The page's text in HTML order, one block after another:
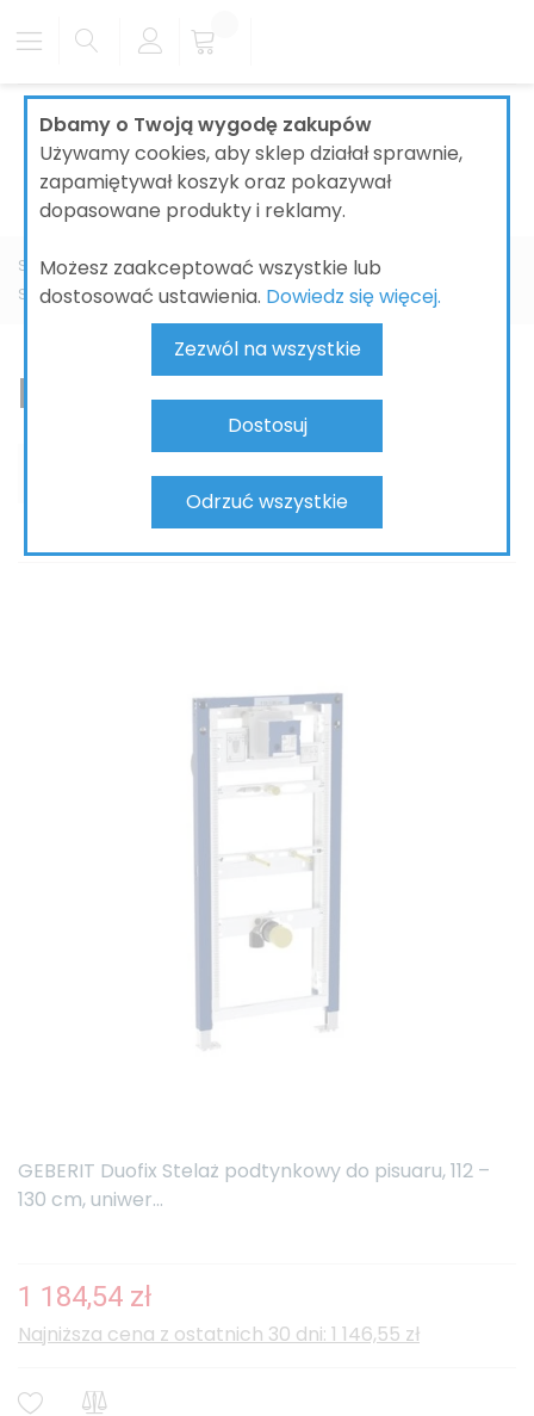
Dbamy o Twoją wygodę zakupów
Używamy cookies, aby sklep działał sprawnie,
zapamiętywał koszyk oraz pokazywał
dopasowane produkty i reklamy.
Możesz zaakceptować wszystkie lub
dostosować ustawienia. Dowiedz się więcej.
Zezwól na wszystkie
Dostosuj
Odrzuć wszystkie
Strona główna ŁAZIENKI
SYSTEMY INSTALACYJNE I ODPŁYWY
STELAŻE I SPŁUCZKI PODTYNKOWE
GEBERIT DO PISUARU
DO PISUARU
GEBERIT Duofix Stelaż podtynkowy do pisuaru, 112 –
130 cm, uniwer...
1 184,54 zł
Najniższa cena z ostatnich 30 dni: 1 146,55 zł